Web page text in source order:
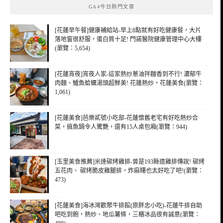
GA4今日熱門文章
[花蓮早午餐]健康補給站-早上8點就有好吃健康餐，大片
落地窗很舒服，蛋白質十足! 門諾醫院健康管理中心大樓
(瀏覽：5,654)
[花蓮宵夜]宵夜人家-這家熱炒蔥油拌麵香到不行! 濃郁牛
肉麵、鱸魚蛤蠣湯頭超鮮美! 花蓮熱炒，花蓮美食(瀏覽：
1,061)
[花蓮美食]芭樂貳號小吃部-花蓮懷舊老宅有好吃熱炒合
菜，搞魚鍋令人驚艷，還有15人桌包廂(瀏覽：944)
[玉里美食推薦]米達碳烤雞排-曾是193縣道雞排傳說! 碳烤
五花肉、 碳烤脆皮雞腿排，炸麻糬也太好吃了吧!(瀏覽：
473)
[花蓮美食]海冰灣歡聚牛排館(原胖忠小吃)-花蓮牛排自助
吧吃到飽，熱炒、地瓜薯條，三櫃冰品很有誠意(瀏覽：